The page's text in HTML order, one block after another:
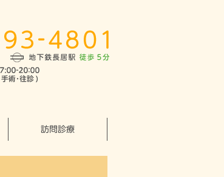
訪問診療